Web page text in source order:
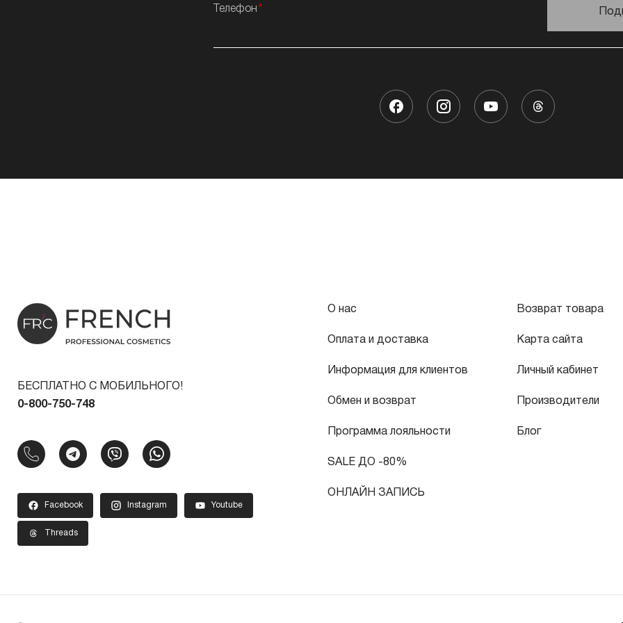
Телефон
БЕСПЛАТНО С МОБИЛЬНОГО!
0-800-750-748
Facebook Instagram Youtube
Threads
О нас
Оплата и доставка
Информация для клиентов
Обмен и возврат
Программа лояльности
SALE ДО -80%
ОНЛАЙН ЗАПИСЬ
Возврат товара
Карта сайта
Личный кабинет
Производители
Блог